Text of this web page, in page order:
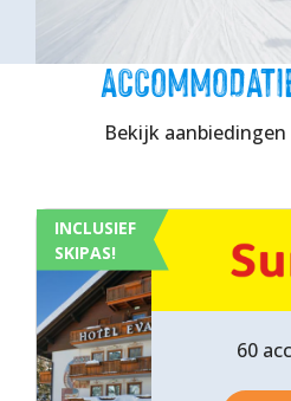
Bekijk
INCLUSIEF
SKIPAS!
60